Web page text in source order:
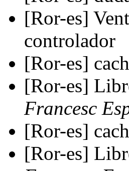
[Ror-es]
controlador
[Ror-es]
[Ror-es]
Francesc
[Ror-es]
[Ror-es]